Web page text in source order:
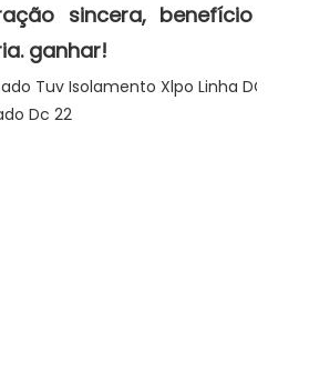
sincera, benefício